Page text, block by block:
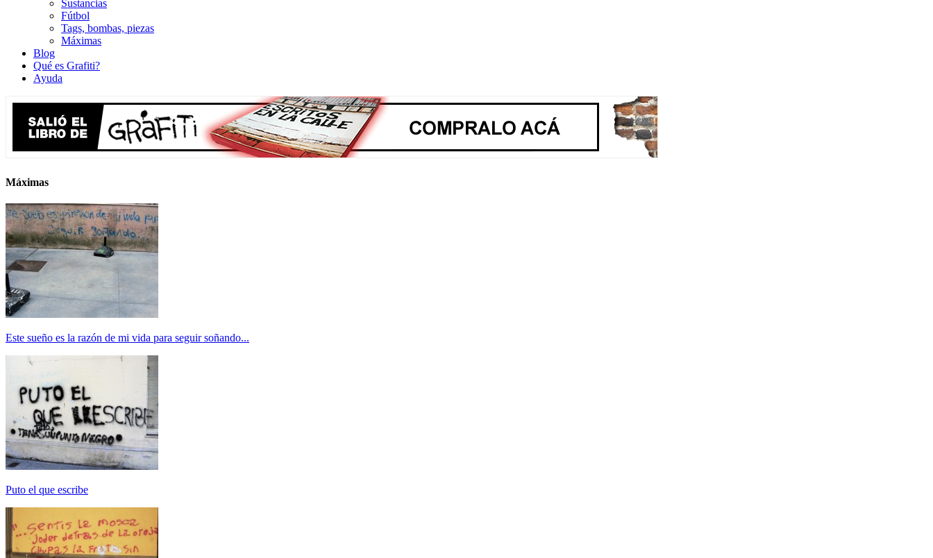
Sustancias
Fútbol
Tags, bombas, piezas
Máximas
Blog
Qué es Grafiti?
Ayuda
Máximas
Este sueño es la razón de mi vida para seguir soñando...
Puto el que escribe